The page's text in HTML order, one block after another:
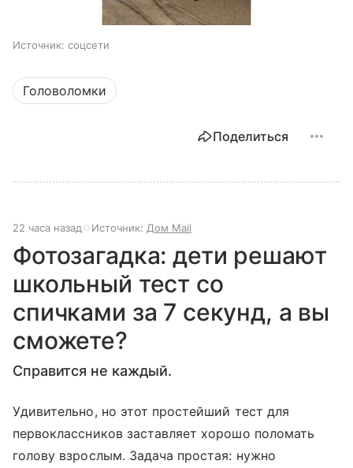
Источник: соцсети
Головоломки
Поделиться
22 часа назад Источник: Дом Mail
Фотозагадка: дети решают
школьный тест со
спичками за 7 секунд, а вы
сможете?
Справится не каждый.
Удивительно, но этот простейший тест для
первоклассников заставляет хорошо поломать
голову взрослым. Задача простая: нужно